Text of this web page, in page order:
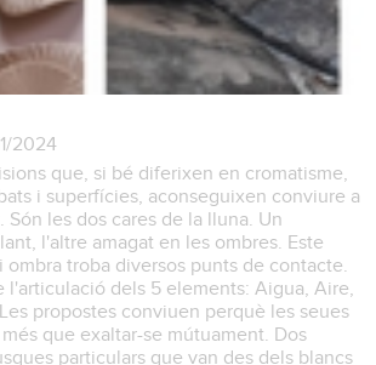
2024
que, si bé diferixen en cromatisme,
i superfícies, aconseguixen conviure a
Són les dos cares de la lluna. Un
l'altre amagat en les ombres. Este
troba diversos punts de contacte.
l'articulació dels 5 elements: Aigua, Aire,
propostes conviuen perquè les seues
que exaltar-se mútuament. Dos
particulars que van des dels blancs